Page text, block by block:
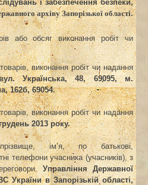
і забезпечення безпеки,
архіву Запорізької області.
або обсяг виконання робіт чи
виконання робіт чи надання
Українська, 48, 69095, м.
162б, 69054.
виконання робіт чи надання
2013 року.
ім’я, по батькові,
телефони учасника (учасників), з
Управління Державної
в Запорізькій області,